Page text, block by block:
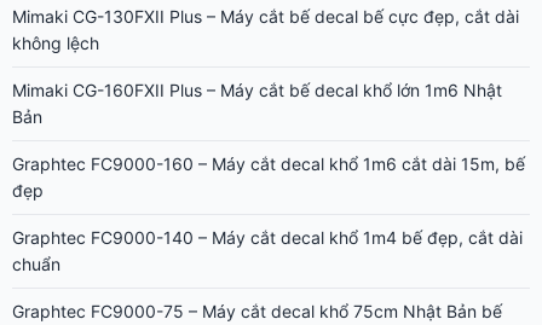
Mimaki CG-130FXII Plus – Máy cắt bế decal bế cực đẹp, cắt dài
không lệch
Mimaki CG-160FXII Plus – Máy cắt bế decal khổ lớn 1m6 Nhật
Bản
Graphtec FC9000-160 – Máy cắt decal khổ 1m6 cắt dài 15m, bế
đẹp
Graphtec FC9000-140 – Máy cắt decal khổ 1m4 bế đẹp, cắt dài
chuẩn
Graphtec FC9000-75 – Máy cắt decal khổ 75cm Nhật Bản bế